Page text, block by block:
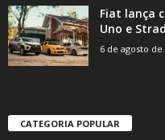
Fiat lança
Uno e
6 de agosto de
CATEGORIA POPULAR